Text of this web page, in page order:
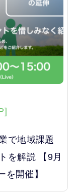
で地域課題
を解説 【9月
開催】